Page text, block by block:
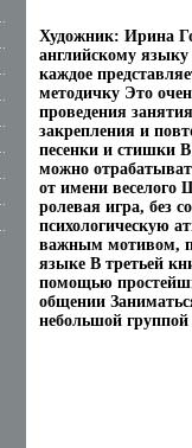
Художник: Ирина
английскому языку
каждое
методичку Это
проведения
закрепления и
песенки и стишки
можно
от имени
ролевая игра, без
психологическую
важным мотивом,
языке В третьей
помощью
общении
небольшой